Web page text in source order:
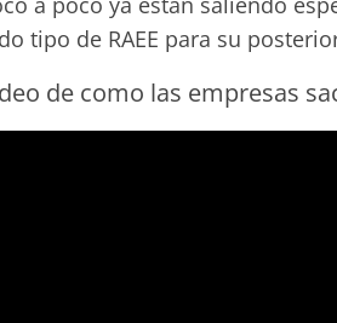
tipo de RAEE para su
de como las empresas